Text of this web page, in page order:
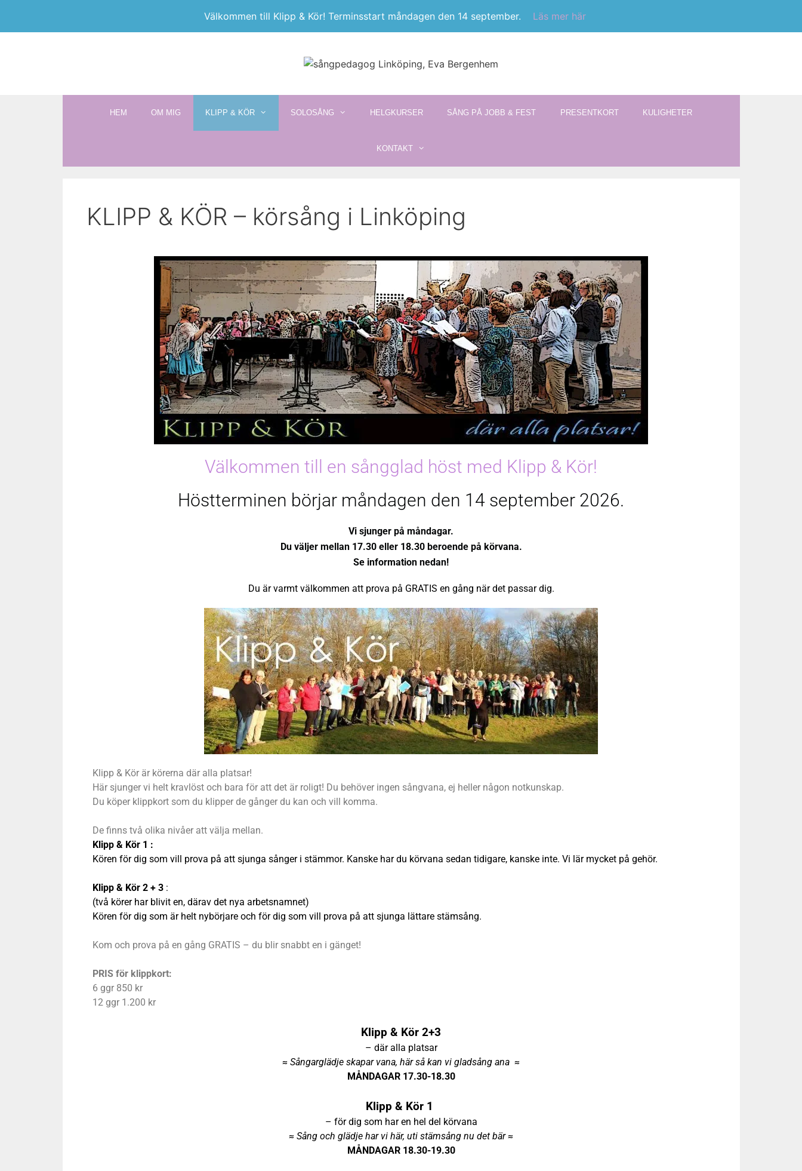
Välkommen till Klipp & Kör! Terminsstart måndagen den 14 september. Läs mer här
HEM OM MIG KLIPP & KÖR SOLOSÅNG HELGKURSER SÅNG PÅ JOBB & FEST PRESENTKORT KULIGHETER
KONTAKT
KLIPP & KÖR – körsång i Linköping
Välkommen till en sångglad höst med Klipp & Kör!
Höstterminen börjar måndagen den 14 september 2026.
Vi sjunger på måndagar.
Du väljer mellan 17.30 eller 18.30 beroende på körvana.
Se information nedan!
Du är varmt välkommen att prova på GRATIS en gång när det passar dig.
Klipp & Kör är körerna där alla platsar!
Här sjunger vi helt kravlöst och bara för att det är roligt! Du behöver ingen sångvana, ej heller någon notkunskap.
Du köper klippkort som du klipper de gånger du kan och vill komma.
De finns två olika nivåer att välja mellan.
Klipp & Kör 1 :
Kören för dig som vill prova på att sjunga sånger i stämmor. Kanske har du körvana sedan tidigare, kanske inte. Vi lär mycket på gehör.
Klipp & Kör 2 + 3:
(två körer har blivit en, därav det nya arbetsnamnet)
Kören för dig som är helt nybörjare och för dig som vill prova på att sjunga lättare stämsång.
Kom och prova på en gång GRATIS – du blir snabbt en i gänget!
PRIS för klippkort:
6 ggr 850 kr
12 ggr 1.200 kr
Klipp & Kör 2+3
– där alla platsar
≈ Sångarglädje skapar vana, här så kan vi gladsång ana ≈
MÅNDAGAR 17.30-18.30
Klipp & Kör 1
– för dig som har en hel del körvana
≈ Sång och glädje har vi här, uti stämsång nu det bär≈
MÅNDAGAR 18.30-19.30